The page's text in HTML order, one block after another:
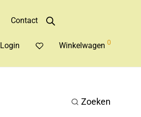
Contact
Login Winkelwagen 0
Zoeken